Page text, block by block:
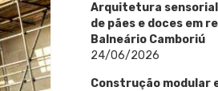
Arquitetura
de pães e doces em
Balneário Camboriú
24/06/2026
Construção modular